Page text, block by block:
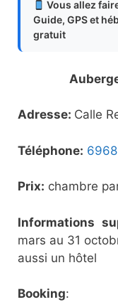
Vous allez
Guide, GPS et
gratuit
Adresse: Calle
Téléphone:
Prix: chambre
Informations
mars au 31
aussi un hôtel
Booking: